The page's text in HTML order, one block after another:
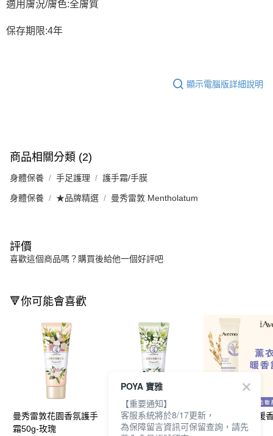
適用膚況/膚色:全膚質
保存期限:4年
顯示電腦版詳細說明
商品相關分類 (2)
身體保養 手足護理 護手霜/手膜
身體保養 ★品牌精選 曼秀雷敦 Mentholatum
評價
喜歡這個商品嗎？購買後給他一個好評吧
🔻你可能會喜歡
曼秀雷敦花園香氛護手
霜50g-玫瑰
曼秀雷敦花園香氛護手
霜50g-茉莉
艾惟諾薰衣草暖
護手霜50g
POYA 寶雅
【重要通知】
客服系統將於8/17更新，
為保障留言資訊可保留查詢，請先